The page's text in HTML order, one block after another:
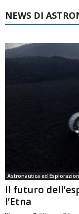
NEWS DI
Astronautica ed
Il futuro
l’Etna